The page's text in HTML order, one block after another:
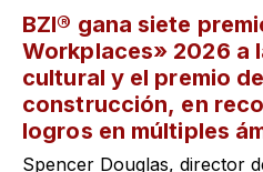
BZI® gana siete
Workplaces» 2026 a
cultural y el premio
construcción, en
logros en múltiples
Spencer Douglas, director